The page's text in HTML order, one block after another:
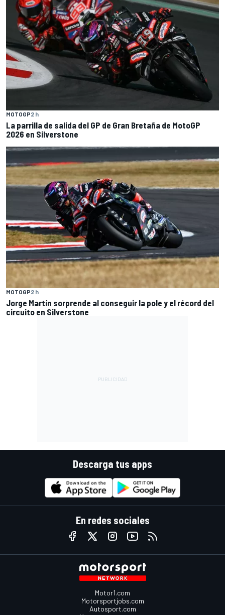
MOTOGP2 h
La parrilla de salida del GP de Gran Bretaña de MotoGP
2026 en Silverstone
MOTOGP2 h
Jorge Martín sorprende al conseguir la pole y el récord del
circuito en Silverstone
Descarga tus apps
En redes sociales
Motor1.com
Motorsportjobs.com
Autosport.com